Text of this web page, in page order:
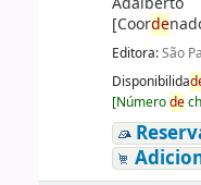
[Coorde
Editora:São
Disponibilida
[Númerode